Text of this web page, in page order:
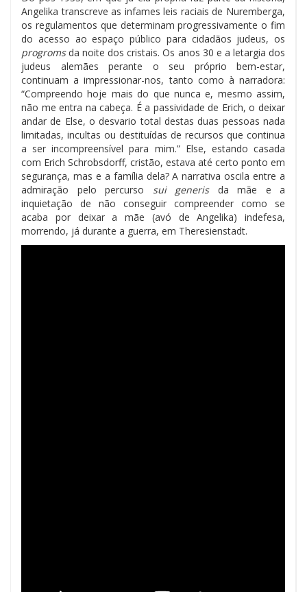
Angelika transcreve as infames leis raciais de Nuremberga,
os regulamentos que determinam progressivamente o fim
do acesso ao espaço público para cidadãos judeus, os
progromsda noite dos cristais. Os anos 30 e a letargia dos
judeus alemães perante o seu próprio bem-estar,
continuam a impressionar-nos, tanto como à narradora:
“Compreendo hoje mais do que nunca e, mesmo assim,
não me entra na cabeça. É a passividade de Erich, o deixar
andar de Else, o desvario total destas duas pessoas nada
limitadas, incultas ou destituídas de recursos que continua
a ser incompreensível para mim.” Else, estando casada
com Erich Schrobsdorff, cristão, estava até certo ponto em
segurança, mas e a família dela? A narrativa oscila entre a
admiração pelo percurso sui generisda mãe e a
inquietação de não conseguir compreender como se
acaba por deixar a mãe (avó de Angelika) indefesa,
morrendo, já durante a guerra, em Theresienstadt.